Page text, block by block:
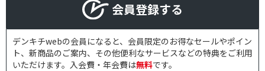
会員登録する
デンキチwebの会員になると、会員限定のお得なセールやポイン
ト、新商品のご案内、その他便利なサービスなどの特典をご利用
いただけます。入会費・年会費は無料です。